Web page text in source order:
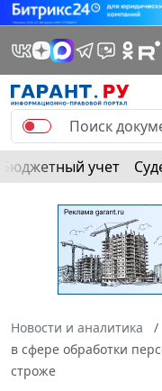
Бюджетный учет
Новости и аналитика
в сфере обработки
строже